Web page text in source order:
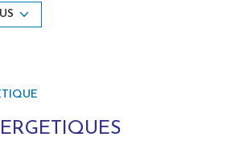
sans vis-à-vis.
d'une pièce annexe (cellier et
bureau, salle de jeux etc., distribue 3